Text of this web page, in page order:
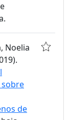
Noelia
de